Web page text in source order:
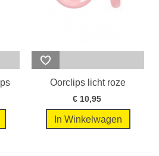
Oorclips licht roze
creolen
€ 10,95
In Winkelwagen